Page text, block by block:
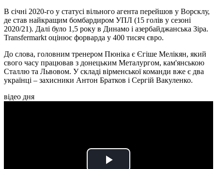
В січні 2020-го у статусі вільного агента перейшов у Ворсклу,
де став найкращим бомбардиром УПЛ (15 голів у сезоні
2020/21). Далі було 1,5 року в Динамо і азербайджанська Зіра.
Transfermarkt оцінює форварда у 400 тисяч євро.
До слова, головним тренером Пюніка є Єгіше Мелікян, який
свого часу працював з донецьким Металургом, кам'янською
Сталлю та Львовом. У складі вірменської команди вже є два
українці – захисники Антон Братков і Сергій Вакуленко.
відео дня